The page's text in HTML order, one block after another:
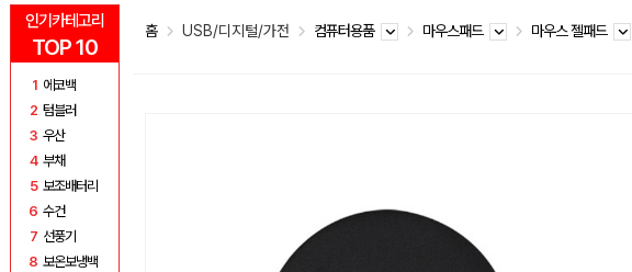
인기카테고리
TOP 10
1 에코백
2 텀블러
3 우산
4 부채
5 보조배터리
6 수건
7 선풍기
8 보온보냉백
홈 USB/디지털/가전 컴퓨터용품 마우스패드 마우스 젤패드